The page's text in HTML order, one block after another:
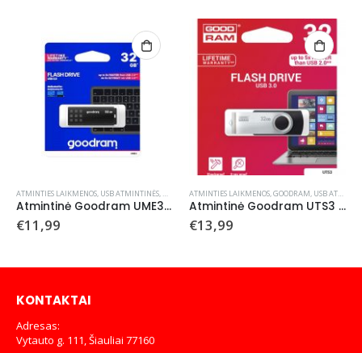
ATMINTIES LAIKMENOS, USB ATMINTINĖS, GOODRAM
Atmintinė Goodram UME3 32GB USB 3.0
€11,99
ATMINTIES LAIKMENOS,GOODRAM, USB ATMINTINĖS
Atmintinė Goodram UTS3 32GB USB 3.0
€13,99
KONTAKTAI
Adresas:
Vytauto g. 111, Šiauliai 77160